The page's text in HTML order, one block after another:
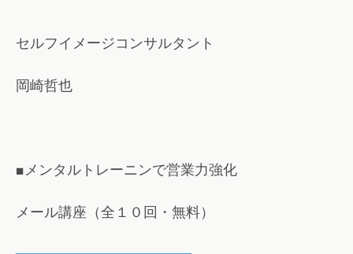
セルフイメージコンサルタント
岡崎哲也
■メンタルトレーニンで営業力強化
メール講座（全１０回・無料）